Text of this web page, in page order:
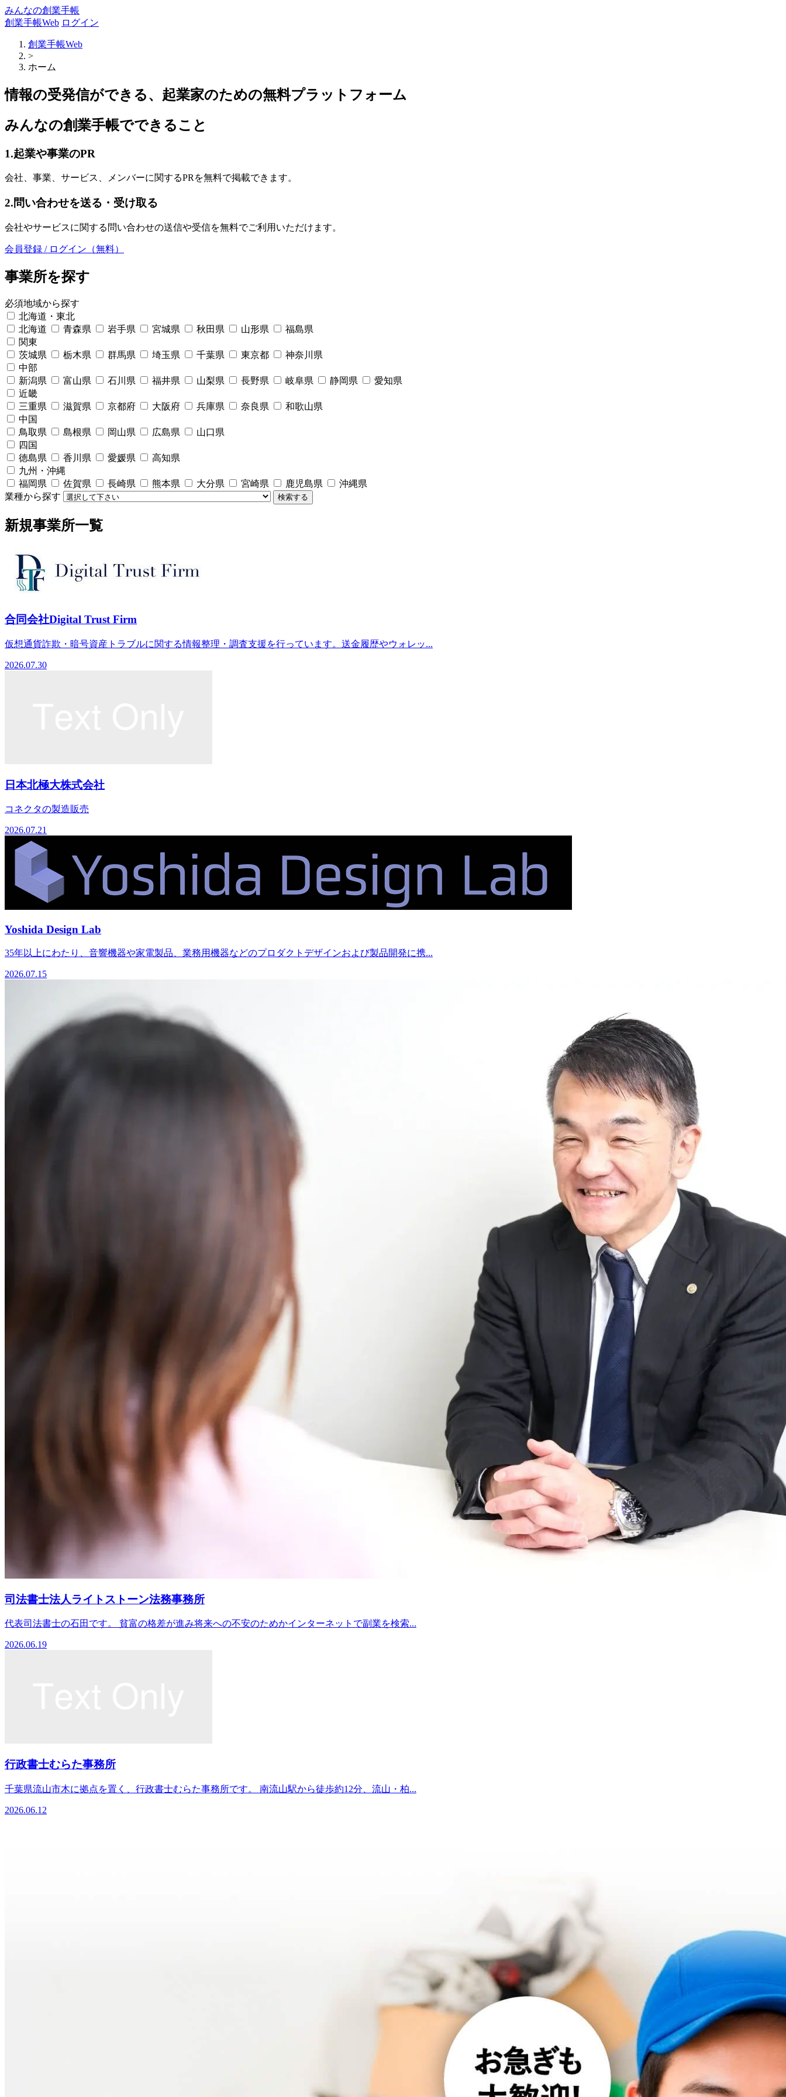
みんなの創業手帳
創業手帳Web ログイン
創業手帳Web
>
ホーム
情報の受発信ができる、起業家のための無料プラットフォーム
みんなの創業手帳でできること
1.起業や事業のPR
会社、事業、サービス、メンバーに関するPRを無料で掲載できます。
2.問い合わせを送る・受け取る
会社やサービスに関する問い合わせの送信や受信を無料でご利用いただけます。
会員登録 / ログイン（無料）
事業所を探す
必須地域から探す
北海道・東北
北海道
青森県 岩手県 宮城県 秋田県 山形県
福島県
関東
茨城県
栃木県 群馬県 埼玉県 千葉県 東京都
神奈川県
中部
新潟県
富山県 石川県 福井県 山梨県 長野県 岐阜県 静岡県
愛知県
近畿
三重県
滋賀県 京都府 大阪府 兵庫県 奈良県
和歌山県
中国
鳥取県
島根県 岡山県 広島県
山口県
四国
徳島県
香川県 愛媛県
高知県
九州・沖縄
福岡県
佐賀県 長崎県 熊本県 大分県 宮崎県 鹿児島県
沖縄県
業種から探す
検索する
新規事業所一覧
合同会社Digital Trust Firm
仮想通貨詐欺・暗号資産トラブルに関する情報整理・調査支援を行っています。送金履歴やウォレッ...
2026.07.30
日本北極大株式会社
コネクタの製造販売
2026.07.21
Yoshida Design Lab
35年以上にわたり、音響機器や家電製品、業務用機器などのプロダクトデザインおよび製品開発に携...
2026.07.15
司法書士法人ライトストーン法務事務所
代表司法書士の石田です。 貧富の格差が進み将来への不安のためかインターネットで副業を検索...
2026.06.19
行政書士むらた事務所
千葉県流山市木に拠点を置く、行政書士むらた事務所です。 南流山駅から徒歩約12分、流山・柏...
2026.06.12